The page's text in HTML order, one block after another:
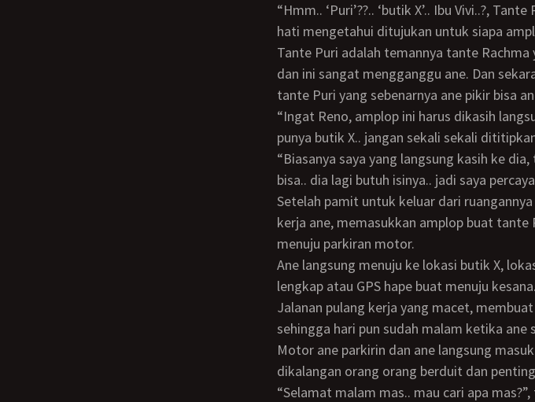
“Hmm.. ‘Puri’??.. ‘butik X’.. Ibu Vivi..?, Tante Puri..?!”, reaksi ane yang kaget di dalam
hati mengetahui ditujukan untuk siapa
Tante Puri adalah temannya tante Rachma yang mengetahui rahasia kami berdua,
dan ini sangat mengganggu ane. Dan
tante Puri yang sebenarnya ane pikir bisa
“Ingat Reno, amplop ini harus dikasih langsung ke yang namanya ibu Puri, dia yang
punya butik X.. jangan sekali sekali
“Biasanya saya yang langsung kasih ke dia, tapi hari ini dari pagi saya sibuk.. jadi gak
bisa.. dia lagi butuh isinya.. jadi saya
Setelah pamit untuk keluar dari ruangannya bu Vivi, ane pun langsung menuju meja
kerja ane, memasukkan amplop buat
menuju parkiran motor.
Ane langsung menuju ke lokasi butik X, lokasinya terkenal jadi ane gak butuh alamat
lengkap atau GPS hape buat menuju kesana.
Jalanan pulang kerja yang macet, membuat perjalanan ane kesana sedikit terhambat,
sehingga hari pun sudah malam ketika ane
Motor ane parkirin dan ane langsung masuk ke dalam butik yang sudah terkenal
dikalangan orang orang berduit dan
“Selamat malam mas.. mau cari apa mas?”, tanya salah satu pelayan toko yang